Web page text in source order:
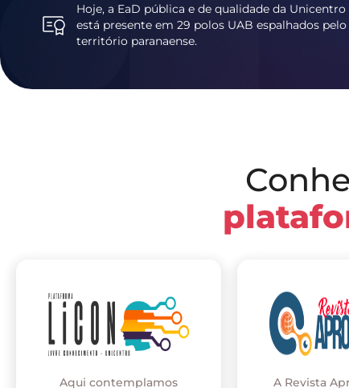
Hoje, a EaD pública e de qualidade da Unicentro
está presente em 29 polos UAB espalhados pelo
território paranaense.
Aqui contemplamos
A Revista